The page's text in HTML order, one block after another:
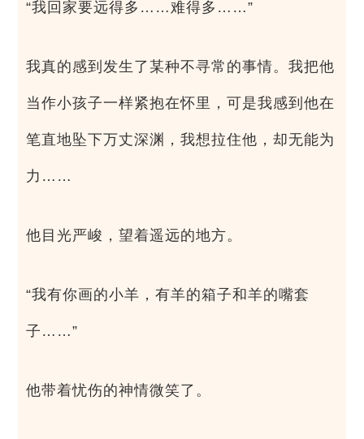
“我回家要远得多……难得多……”
我真的感到发生了某种不寻常的事情。我把他
当作小孩子一样紧抱在怀里，可是我感到他在
笔直地坠下万丈深渊，我想拉住他，却无能为
力……
他目光严峻，望着遥远的地方。
“我有你画的小羊，有羊的箱子和羊的嘴套
子……”
他带着忧伤的神情微笑了。